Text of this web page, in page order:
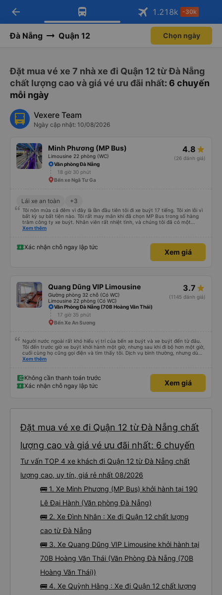
Tải app Vexere ngay!
Nhận ưu đãi thành viên độc
Mở app
Tải app Vexere
-30k/ghế khi đặt vé máy bay qua
Mở app
arrow_back 1.218k -30k
Đà Nẵng Quận 12 Chọn ngày
Đặt mua vé xe 7 nhà xe đi Quận 12 từ Đà Nẵng
chất lượng cao và giá vé ưu đãi nhất: 6 chuyến
mỗi ngày
Vexere Team
Ngày cập nhật: 10/08/2026
Minh Phương (MP Bus)
Limousine 22 phòng (WC)
4.8
(26 đánh giá)
Văn phòng Đà Nẵng
18 giờ 30 phút
Bến xe Ngã Tư Ga
Lái xe an toàn +3
Tôi nôn mửa cả đêm vì đây là lần đầu tiên tôi đi xe buýt 17 tiếng. Tôi xin lỗi vì
bất kỳ sự bất tiện nào. Tôi rất may mắn khi đã chọn MP Bus trong số hàng
trăm công ty xe buýt. Nhân viên rất nhiệt tình, và chúng tôi đã có một
chuyến đi sạch sẽ, thoải mái. Chúng tôi thậm chí còn được nghỉ ăn. Điều
tôi. Nếu bạn muốn đi du lịch an toàn và thoải mái ở một đất nước xa lạ, MP
Bus chắc chắn nên là lựa chọn hàng đầu của bạn. ;)
Xem thêm
Xác nhận chỗ ngay lập tức
Xem giá
Quang Dũng VIP Limousine
Giường phòng 32 chỗ (Có WC)
Limousine 22 phòng (Có WC)
3.7
(1145 đánh giá)
Văn Phòng Đà Nẵng (70B Hoàng Văn Thái)
17 giờ 35 phút
Bến Xe An Sương
Người nước ngoài rất khó hiểu vị trí của bến xe buýt và xe buýt đến từ đâu.
Tôi đến trước giờ xe buýt khởi hành một giờ, nhưng sau khi đi bộ hơn một giờ,
cuối cùng họ cũng gọi điện và tìm thấy tôi. Dịch vụ bình thường, nhưng dù
sao thì tôi ngủ ngon hơn ở khách sạn vì tôi rất thoải mái. Sẽ tuyệt hơn nếu
Xem thêm
Không cần thanh toán trước
Xác nhận chỗ ngay lập tức
Xem giá
Đặt mua vé xe đi Quận 12 từ Đà Nẵng chất
lượng cao và giá vé ưu đãi nhất: 6 chuyến
Tư vấn TOP 4 xe khách đi Quận 12 từ Đà Nẵng chất
lượng cao, uy tín, giá rẻ nhất 08/2026
🚌 1. Xe Minh Phương (MP Bus) khởi hành tại 190
Lê Đại Hành (Văn phòng Đà Nẵng)
🚌 2. Xe Đình Nhân : Xe đi Quận 12 chất lượng
cao từ Đà Nẵng
🚌 3. Xe Quang Dũng VIP Limousine khởi hành tại
70B Hoàng Văn Thái (Văn Phòng Đà Nẵng (70B
Hoàng Văn Thái))
🚌 4. Xe Quỳnh Hằng : Xe đi Quận 12 chất lượng